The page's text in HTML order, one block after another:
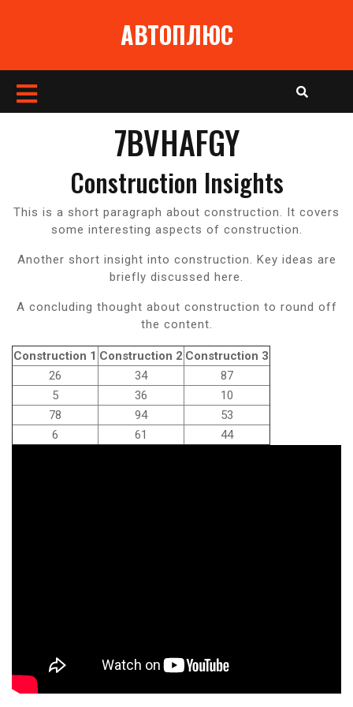
АВТОПЛЮС
Кнопка
7BVHAFGY
Construction Insights
This is a short paragraph about construction. It covers
some interesting aspects of construction.
Another short insight into construction. Key ideas are
briefly discussed here.
A concluding thought about construction to round off
the content.
Construction 1 Construction 2 Construction 3
26
34
87
5
36
10
78
94
53
6
61 44